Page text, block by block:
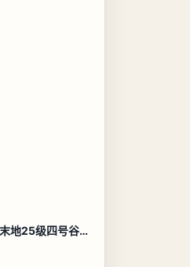
明日方舟终末地25级四号谷地基地蓝图，高效布局规划